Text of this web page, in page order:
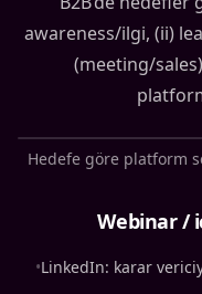
awareness/ilgi, (ii)
(meeting/
Hedefe göre platform
Webinar /
•LinkedIn: karar